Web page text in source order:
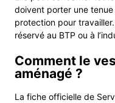
doivent porter une
protection pour
réservé au BTP ou à
Comment le
aménagé ?
La fiche officielle de